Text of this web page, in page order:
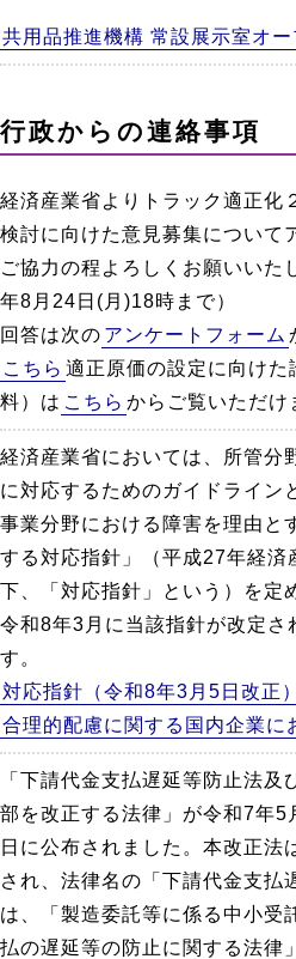
共用品推進機構 常設展示室オー
行政からの連絡事項
経済産業省よりトラック適正化
検討に向けた意見募集について
ご協力の程よろしくお願いいた
年8月24日(月)18時まで）
回答は次の アンケートフォーム
こちら 適正原価の設定に向け
料）は こちら からご覧いただけ
経済産業省においては、所管分
に対応するためのガイドライン
事業分野における障害を理由と
する対応指針」（平成27年経済
下、「対応指針」という）を定
令和8年3月に当該指針が改定さ
す。
対応指針（令和8年3月5日改正）
合理的配慮に関する国内企業に
「下請代金支払遅延等防止法
部を改正する法律」が令和7年
日に公布されました。本改正法
され、法律名の「下請代金支払
は、「製造委託等に係る中小受
払の遅延等の防止に関する法律